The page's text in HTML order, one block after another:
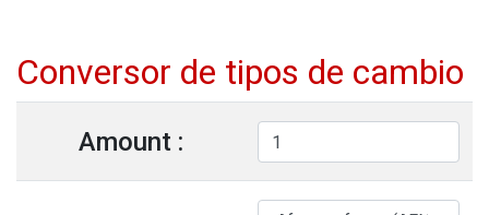
Conversor de tipos de cambio
Amount :